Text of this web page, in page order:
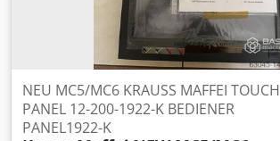
NEU MC5/MC6 KRAUSS MAFFEI TOUCH
PANEL 12-200-1922-K BEDIENER
PANEL1922-K